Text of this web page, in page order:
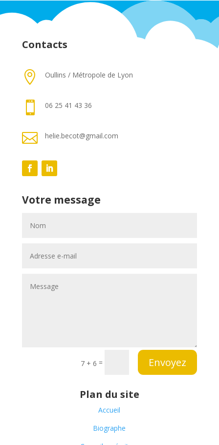
Contacts
 Oullins / Métropole de Lyon
 06 25 41 43 36
 helie.becot@gmail.com
Votre message
7 + 6 = Envoyez
Plan du site
Accueil
Biographe